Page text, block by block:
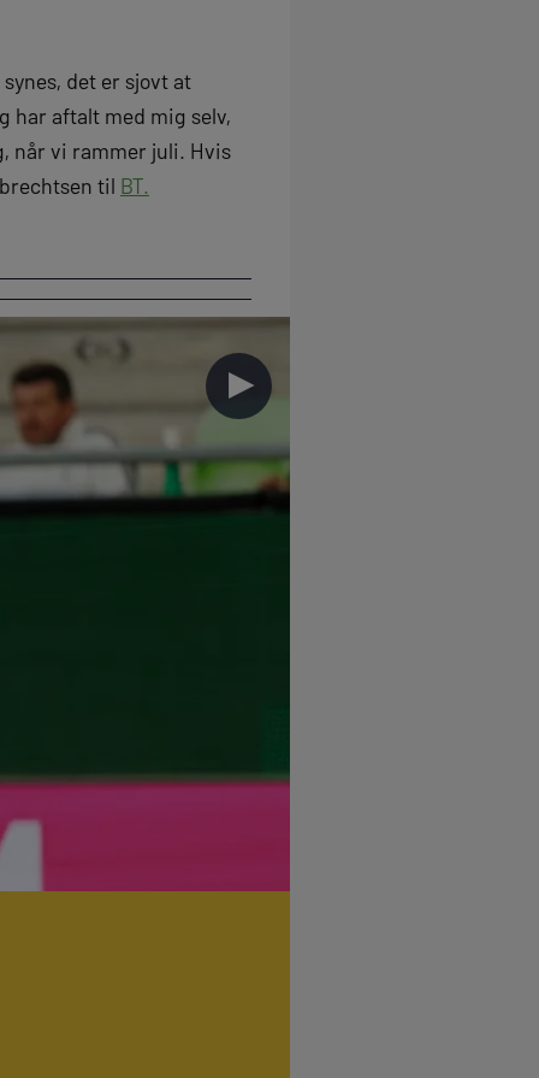
det er sjovt at
har aftalt med mig selv,
når vi rammer juli. Hvis
til BT.
►